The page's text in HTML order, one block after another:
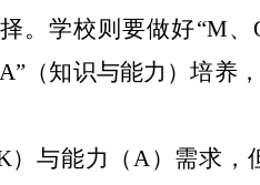
。学校则要做好“M、
（知识与能力）培养
与能力（A）需求，